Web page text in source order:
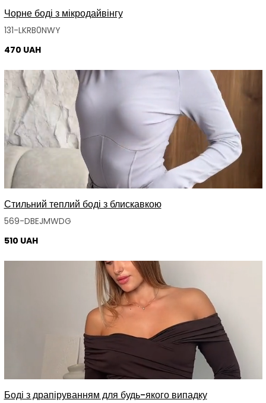
Чорне боді з мікродайвінгу
131-LKRB0NWY
470 UAH
Стильний теплий боді з блискавкою
569-DBEJMWDG
510 UAH
Боді з драпіруванням для будь-якого випадку